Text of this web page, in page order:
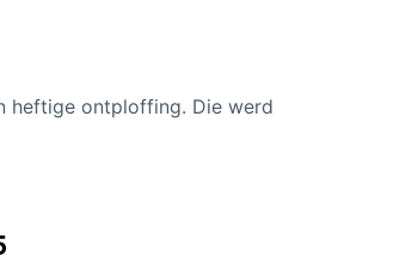
heftige ontploffing. Die werd